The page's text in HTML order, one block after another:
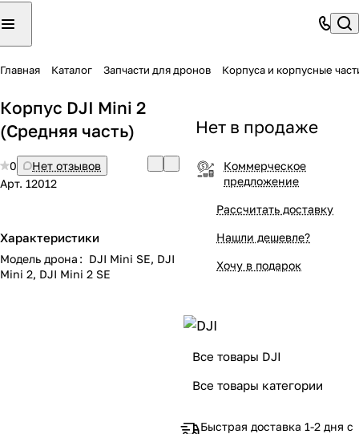
Главная Каталог Запчасти для дронов Корпуса и корпусные
Корпус DJI Mini 2
(Средняя часть)
0
Нет отзывов
Арт. 12012
Характеристики
Модель дрона : DJI Mini SE, DJI
Mini 2, DJI Mini 2 SE
Нет в продаже
Коммерческое
предложение
Рассчитать доставку
Нашли дешевле?
Хочу в подарок
Все товары DJI
Все товары категории
Быстрая доставка 1-2 дня с